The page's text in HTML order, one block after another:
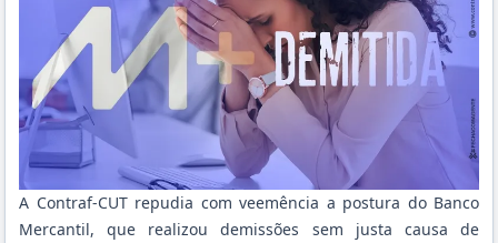
A Contraf-CUT repudia com veemência a postura do Banco
Mercantil, que realizou demissões sem justa causa de